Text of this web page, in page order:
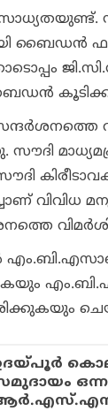
ബൈഡന്‍
സൗദി
വിവിധ